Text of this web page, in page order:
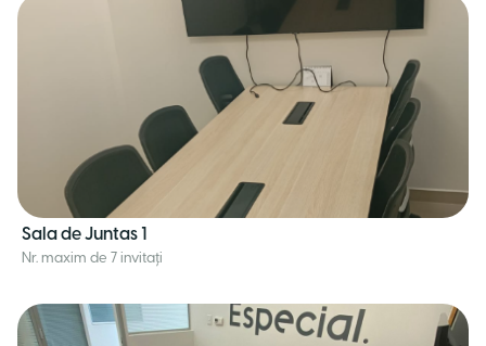
Sala de Juntas 1
Nr. maxim de 7 invitați